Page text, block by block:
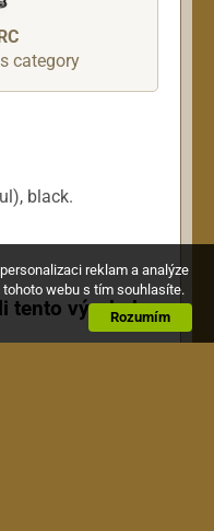
category
black.
tento výrobek,
reklam a analýze
webu s tím souhlasíte.
Rozumím